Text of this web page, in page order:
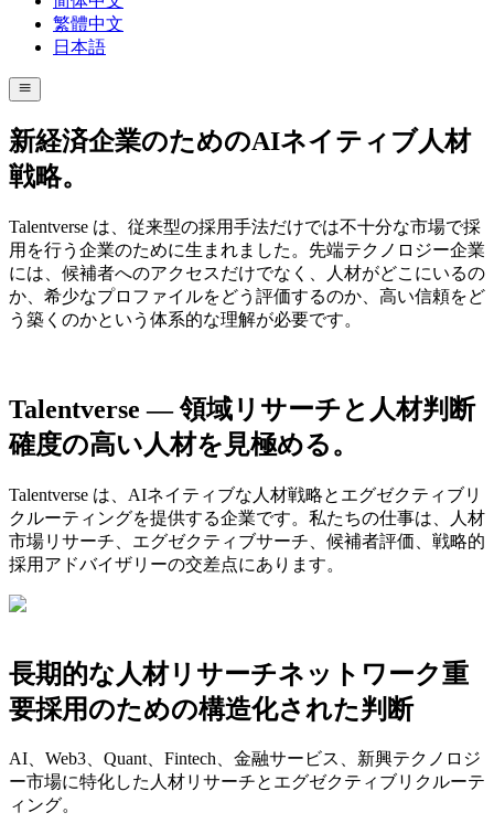
繁體中文
日本語
新経済企業のためのAIネイティブ人材
戦略。
Talentverse は、従来型の採用手法だけでは不十分な市場で採
用を行う企業のために生まれました。先端テクノロジー企業
には、候補者へのアクセスだけでなく、人材がどこにいるの
か、希少なプロファイルをどう評価するのか、高い信頼をど
う築くのかという体系的な理解が必要です。
Talentverse —領域リサーチと人材判断
確度の高い人材を見極める。
Talentverse は、AIネイティブな人材戦略とエグゼクティブリ
クルーティングを提供する企業です。私たちの仕事は、人材
市場リサーチ、エグゼクティブサーチ、候補者評価、戦略的
採用アドバイザリーの交差点にあります。
長期的な人材リサーチネットワーク重
要採用のための構造化された判断
AI、Web3、Quant、Fintech、金融サービス、新興テクノロジ
ー市場に特化した人材リサーチとエグゼクティブリクルーテ
ィング。